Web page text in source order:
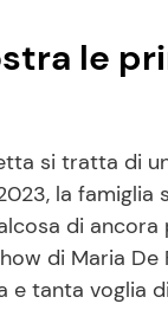
le
si tratta di
la famiglia
di
di Maria
e tanta voglia